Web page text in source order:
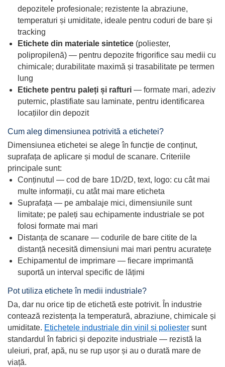
depozitele profesionale; rezistente la abraziune,
temperaturi și umiditate, ideale pentru coduri de bare și
tracking
Etichete din materiale sintetice (poliester,
polipropilenă) — pentru depozite frigorifice sau medii cu
chimicale; durabilitate maximă și trasabilitate pe termen
lung
Etichete pentru paleți și rafturi — formate mari, adeziv
puternic, plastifiate sau laminate, pentru identificarea
locațiilor din depozit
Cum aleg dimensiunea potrivită a etichetei?
Dimensiunea etichetei se alege în funcție de conținut,
suprafața de aplicare și modul de scanare. Criteriile
principale sunt:
Conținutul — cod de bare 1D/2D, text, logo: cu cât mai
multe informații, cu atât mai mare eticheta
Suprafața — pe ambalaje mici, dimensiunile sunt
limitate; pe paleți sau echipamente industriale se pot
folosi formate mai mari
Distanța de scanare — codurile de bare citite de la
distanță necesită dimensiuni mai mari pentru acuratețe
Echipamentul de imprimare — fiecare imprimantă
suportă un interval specific de lățimi
Pot utiliza etichete în medii industriale?
Da, dar nu orice tip de etichetă este potrivit. În industrie
contează rezistența la temperatură, abraziune, chimicale și
umiditate. Etichetele industriale din vinil și poliester sunt
standardul în fabrici și depozite industriale — rezistă la
uleiuri, praf, apă, nu se rup ușor și au o durată mare de
viață.